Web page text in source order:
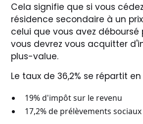
Cela signifie que si vous
résidence secondaire à un
celui que vous avez déboursé
vous devrez vous acquitter
plus-value.
Le taux de 36,2% se répartit en
19% d'impôt sur le revenu
17,2% de prélèvements sociaux